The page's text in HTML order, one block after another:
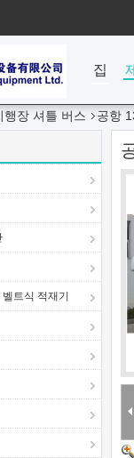
집
행장 셔틀 버스 공항
트식 적재기